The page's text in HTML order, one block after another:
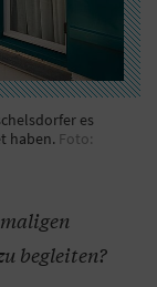
es
haben. Foto:
begleiten?